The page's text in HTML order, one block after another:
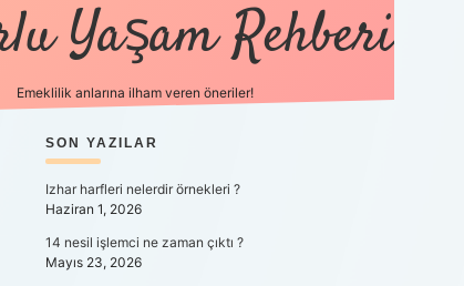
Yaşam Rehberi
Emeklilik anlarına ilham veren öneriler!
SIDEBAR
SON YAZILAR
Izhar harfleri nelerdir örnekleri ?
Haziran 1, 2026
14 nesil işlemci ne zaman çıktı ?
Mayıs 23, 2026
https://betci.co/